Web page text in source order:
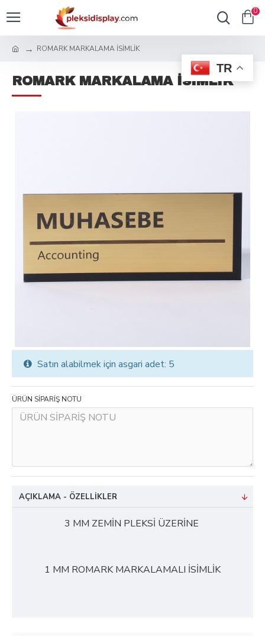
TR
0
ROMARK MARKALAMA İSİMLİK
ROMARK MARKALAMA İSİMLİK
ÜRÜN SİPARİŞ NOTU
Satın alabilmek için asgari adet: 5
AÇIKLAMA - ÖZELLIKLER
3 MM ZEMİN PLEKSİ ÜZERİNE
1 MM ROMARK MARKALAMALI İSİMLİK